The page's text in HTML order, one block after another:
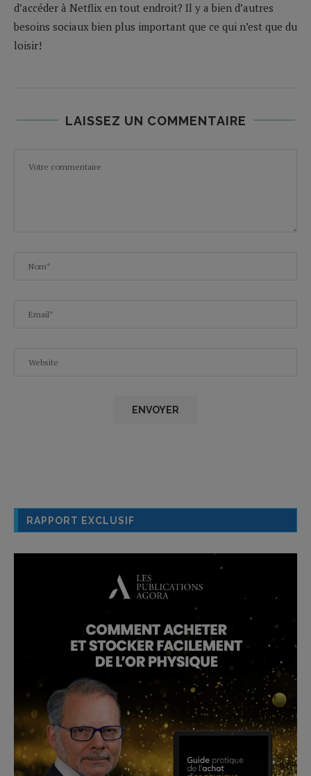
d’accéder à Netflix en tout endroit? Il y a bien d’autres
besoins sociaux bien plus important que ce qui n’est que du
loisir!
LAISSEZ UN COMMENTAIRE
RAPPORT EXCLUSIF